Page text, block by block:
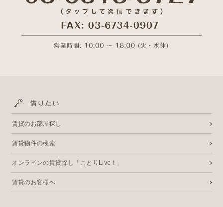
営業時間: 10:00 〜 18:00 (火・水休)
借りたい
賃貸のお部屋探し
賃貸物件の検索
オンラインの賃貸探し「ことりLive！」
賃貸のお客様へ